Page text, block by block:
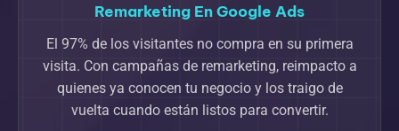
Remarketing En Google Ads
El 97% de los visitantes no compra en su primera
visita. Con campañas de remarketing, reimpacto a
quienes ya conocen tu negocio y los traigo de
vuelta cuando están listos para convertir.